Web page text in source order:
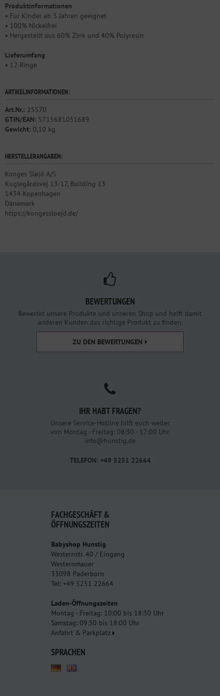
Produktinformationen
• Für Kinder ab 3 Jahren geeignet
• 100% Nickelfrei
• Hergestellt aus 60% Zink und 40% Polyresin
Lieferumfang
• 12 Ringe
ARTIKELINFORMATIONEN:
Art.Nr.: 25570
GTIN/EAN: 5715681051689
Gewicht: 0,10 kg
HERSTELLERANGABEN:
Konges Sløjd A/S
Kuglegårdsvej 13-17, Building 13
1434 Kopenhagen
Dänemark
https://kongessloejd.de/
BEWERTUNGEN
Bewertet unsere Produkte und unseren Shop und helft damit
anderen Kunden das richtige Produkt zu finden.
ZU DEN BEWERTUNGEN
IHR HABT FRAGEN?
Unsere Service-Hotline hilft euch weiter
von Montag - Freitag: 08:30 - 17:00 Uhr
info@hunstig.de
TELEFON: +49 5251 22664
FACHGESCHÄFT &
ÖFFNUNGSZEITEN
Babyshop Hunstig
Westernstr. 40 / Eingang
Westernmauer
33098 Paderborn
Tel: +49 5251 22664
Laden-Öffnungszeiten
Montag - Freitag: 10:00 bis 18:30 Uhr
Samstag: 09:30 bis 18:00 Uhr
Anfahrt & Parkplatz
SPRACHEN